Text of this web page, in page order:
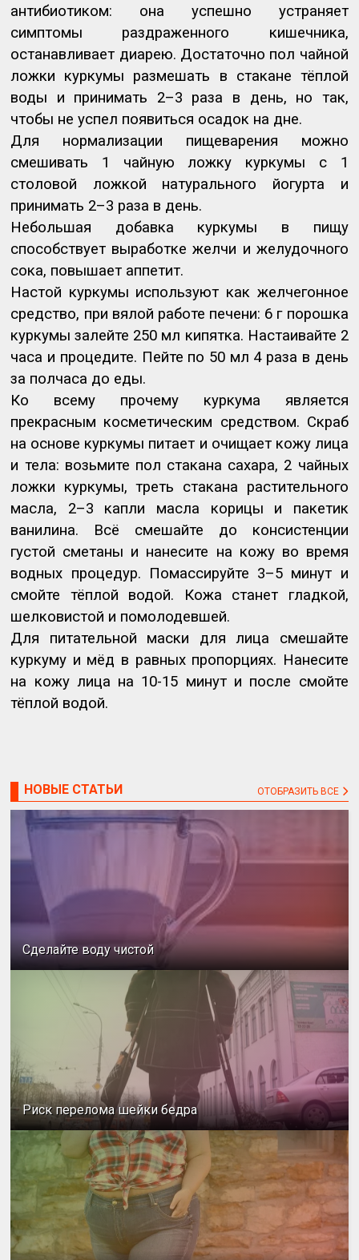
антибиотиком: она успешно устраняет
симптомы раздраженного кишечника,
останавливает диарею. Достаточно пол чайной
ложки куркумы размешать в стакане тёплой
воды и принимать 2–3 раза в день, но так,
чтобы не успел появиться осадок на дне.
Для нормализации пищеварения можно
смешивать 1 чайную ложку куркумы с 1
столовой ложкой натурального йогурта и
принимать 2–3 раза в день.
Небольшая добавка куркумы в пищу
способствует выработке желчи и желудочного
сока, повышает аппетит.
Настой куркумы используют как желчегонное
средство, при вялой работе печени: 6 г порошка
куркумы залейте 250 мл кипятка. Настаивайте 2
часа и процедите. Пейте по 50 мл 4 раза в день
за полчаса до еды.
Ко всему прочему куркума является
прекрасным косметическим средством. Скраб
на основе куркумы питает и очищает кожу лица
и тела: возьмите пол стакана сахара, 2 чайных
ложки куркумы, треть стакана растительного
масла, 2–3 капли масла корицы и пакетик
ванилина. Всё смешайте до консистенции
густой сметаны и нанесите на кожу во время
водных процедур. Помассируйте 3–5 минут и
смойте тёплой водой. Кожа станет гладкой,
шелковистой и помолодевшей.
Для питательной маски для лица смешайте
куркуму и мёд в равных пропорциях. Нанесите
на кожу лица на 10-15 минут и после смойте
тёплой водой.
НОВЫЕ СТАТЬИ ОТОБРАЗИТЬ ВСЕ
Сделайте воду чистой
Риск перелома шейки бедра